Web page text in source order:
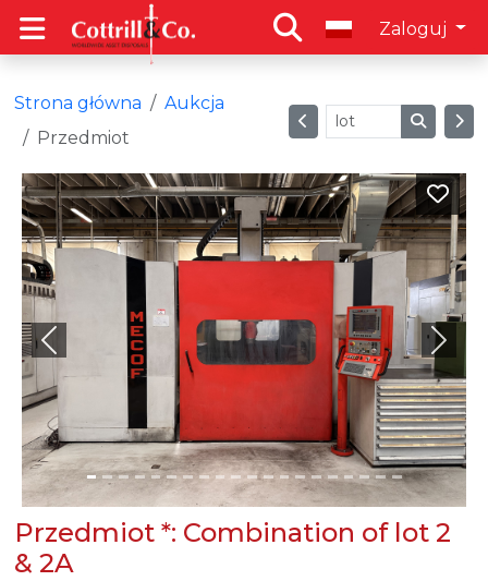
Zaloguj
Strona główna
Aukcja
Przedmiot
Previous Next
Przedmiot *: Combination of lot 2
& 2A